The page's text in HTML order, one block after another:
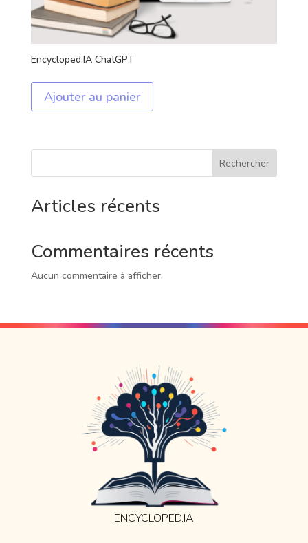
Encycloped.IA ChatGPT
Ajouter au panier
Rechercher
Articles récents
Commentaires récents
Aucun commentaire à afficher.
ENCYCLOPED.IA